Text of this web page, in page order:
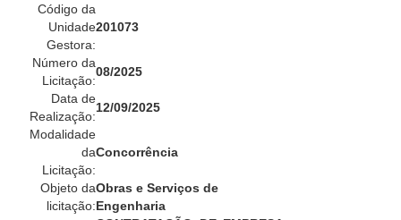
Código da
Unidade
Gestora:
201073
Número da
Licitação:
08/2025
Data de
Realização:
12/09/2025
Modalidade
da
Licitação:
Concorrência
Objeto da
licitação:
Obras e Serviços de
Engenharia